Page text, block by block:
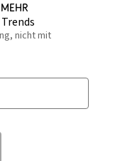
Trends
nicht mit